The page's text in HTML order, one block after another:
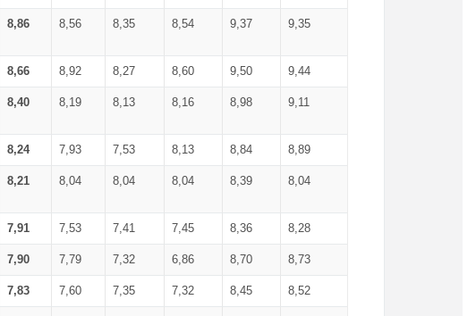
8,86 8,56 8,35 8,54 9,37 9,35
8,66 8,92 8,27 8,60 9,50 9,44
8,40 8,19 8,13 8,16 8,98 9,11
8,24 7,93 7,53 8,13 8,84 8,89
8,21 8,04 8,04 8,04 8,39 8,04
7,91 7,53 7,41 7,45 8,36 8,28
7,90 7,79 7,32 6,86 8,70 8,73
7,83 7,60 7,35 7,32 8,45 8,52